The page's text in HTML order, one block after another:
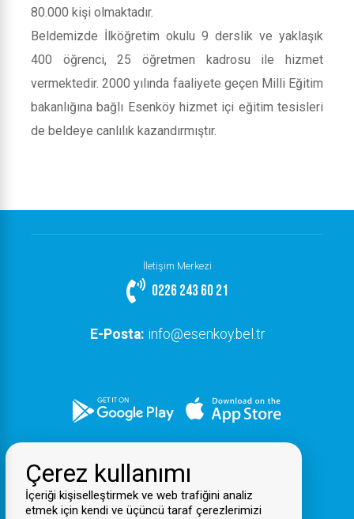
80.000 kişi olmaktadır.
Beldemizde İlköğretim okulu 9 derslik ve yaklaşık
400 öğrenci, 25 öğretmen kadrosu ile hizmet
vermektedir. 2000 yılında faaliyete geçen Milli Eğitim
bakanlığına bağlı Esenköy hizmet içi eğitim tesisleri
de beldeye canlılık kazandırmıştır.
İletişim Merkezi
0226 243 60 21
E-Posta: info@esenkoy.bel.tr
Çerez kullanımı
İçeriği kişiselleştirmek ve web trafiğini analiz
etmek için kendi ve üçüncü taraf çerezlerimizi